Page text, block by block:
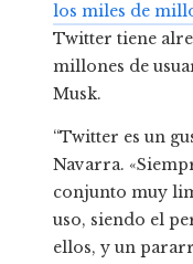
los miles de
Twitter tiene
millones de
Musk.
“Twitter es un
Navarra.
conjunto muy
uso, siendo el
ellos, y un